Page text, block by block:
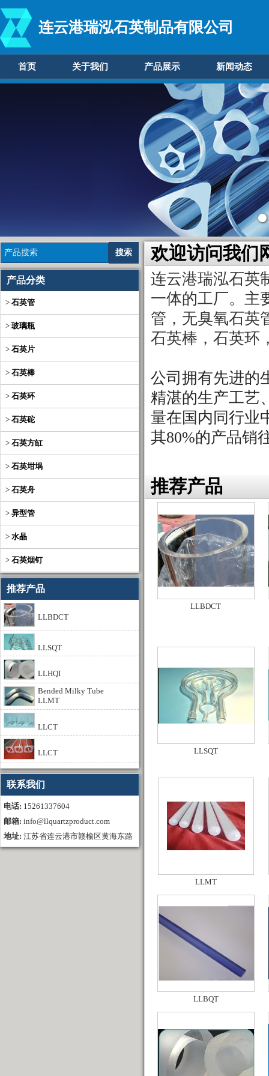
连云港瑞泓石英制品有限公司
首页 关于我们 产品展示 新闻动态
欢迎访问我们
连云港瑞泓石英
一体的工厂。主
管，无臭氧石英
石英棒，石英环
公司 拥有先进的
精湛的生产工艺
量在国内同行业
其80%的产品销
推荐产品
LLBDCT
LLSQT
LLMT
LLBQT
产品分类
> 石英管
> 玻璃瓶
> 石英片
> 石英棒
> 石英环
> 石英砣
> 石英方缸
> 石英坩埚
> 石英舟
> 异型管
> 水晶
> 石英烟钉
推荐产品
LLBDCT
LLSQT
LLHQI
Bended Milky Tube
LLMT
LLCT
LLCT
联系我们
电话: 15261337604
邮箱: info@llquartzproduct.com
地址: 江苏省连云港市赣榆区黄海东路